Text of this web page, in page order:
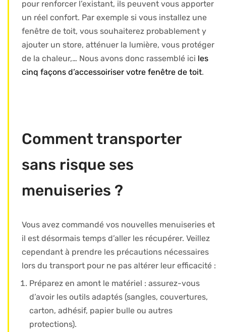
pour renforcer l’existant, ils peuvent vous apporter
un réel confort. Par exemple si vous installez une
fenêtre de toit, vous souhaiterez probablement y
ajouter un store, atténuer la lumière, vous protéger
de la chaleur,… Nous avons donc rassemblé ici les
cinq façons d’accessoiriser votre fenêtre de toit.
Comment transporter
sans risque ses
menuiseries ?
Vous avez commandé vos nouvelles menuiseries et
il est désormais temps d’aller les récupérer. Veillez
cependant à prendre les précautions nécessaires
lors du transport pour ne pas altérer leur efficacité :
Préparez en amont le matériel : assurez-vous
d’avoir les outils adaptés (sangles, couvertures,
carton, adhésif, papier bulle ou autres
protections).